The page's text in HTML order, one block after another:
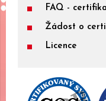
FAQ -
Žádost o
Licence